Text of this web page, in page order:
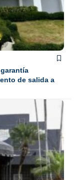
de salida a